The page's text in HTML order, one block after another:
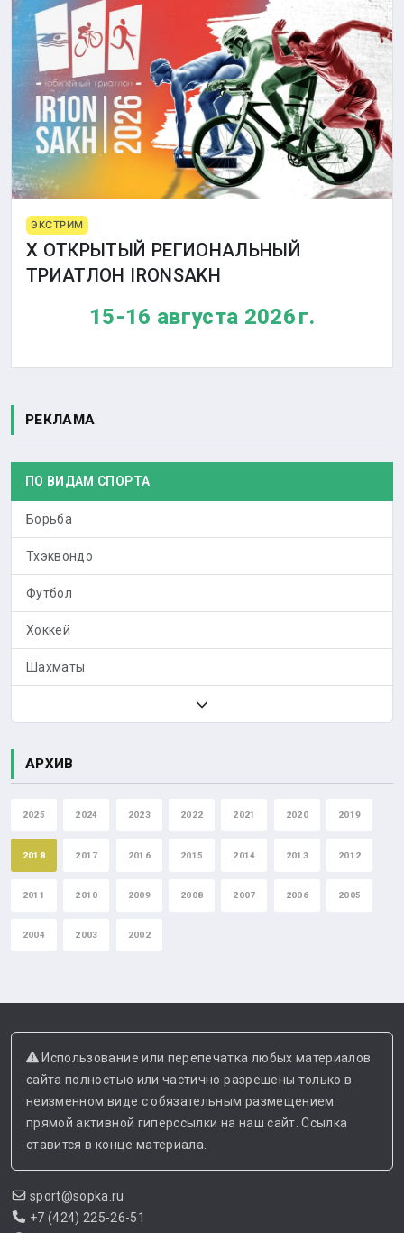
ЭКСТРИМ
X ОТКРЫТЫЙ РЕГИОНАЛЬНЫЙ
ТРИАТЛОН IRONSAKH
15-16 августа 2026 г.
РЕКЛАМА
ПО ВИДАМ СПОРТА
Борьба
Тхэквондо
Футбол
Хоккей
Шахматы
АРХИВ
2025 2024 2023 2022 2021 2020 2019
2018 2017 2016 2015 2014 2013 2012
2011 2010 2009 2008 2007 2006 2005
2004 2003 2002
Использование или перепечатка любых материалов
сайта полностью или частично разрешены только в
неизменном виде с обязательным размещением
прямой активной гиперссылки на наш сайт. Ссылка
ставится в конце материала.
sport@sopka.ru
+7 (424) 225-26-51